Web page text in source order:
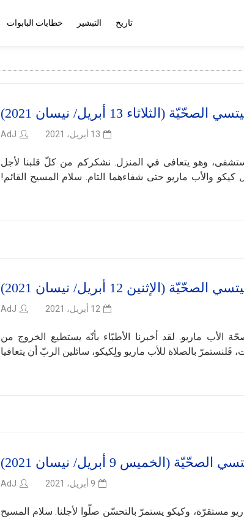
تاريخ التبشير خطابات البابوات
13 أبريل/ نيسان 2021)
13 أبريل، 2021 AdJ
وهو يتعافى في المنزل. نشكركم من كلّ قلبنا لأجل
والأب ماريو حتى شفاءهما التام. سلام المسيح القائم!
12 أبريل/ نيسان 2021)
12 أبريل، 2021 AdJ
ماريو. لقد أخبرنا الأطبّاء بأنّه يستطيع الخروج من
بالصلاة للأب ماريو ولِكيكو، سائلين الربّ أن يتعافيا
9 أبريل/ نيسان 2021)
9 أبريل، 2021 AdJ
مستقرّة، وكيكو يستمرّ بالتحسّن صلّوا لأجلنا. سلام المسيح